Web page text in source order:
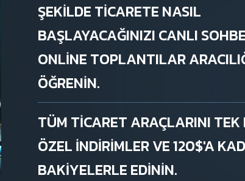
ŞEKILDE TICARETE NASIL
BAŞLAYACAĞINIZI CANLI
ONLINE TOPLANTILAR
ÖĞRENIN.
TÜM TICARET ARAÇLARINI TEK
ÖZEL INDIRIMLER VE 120$'A
BAKIYELERLE EDININ.